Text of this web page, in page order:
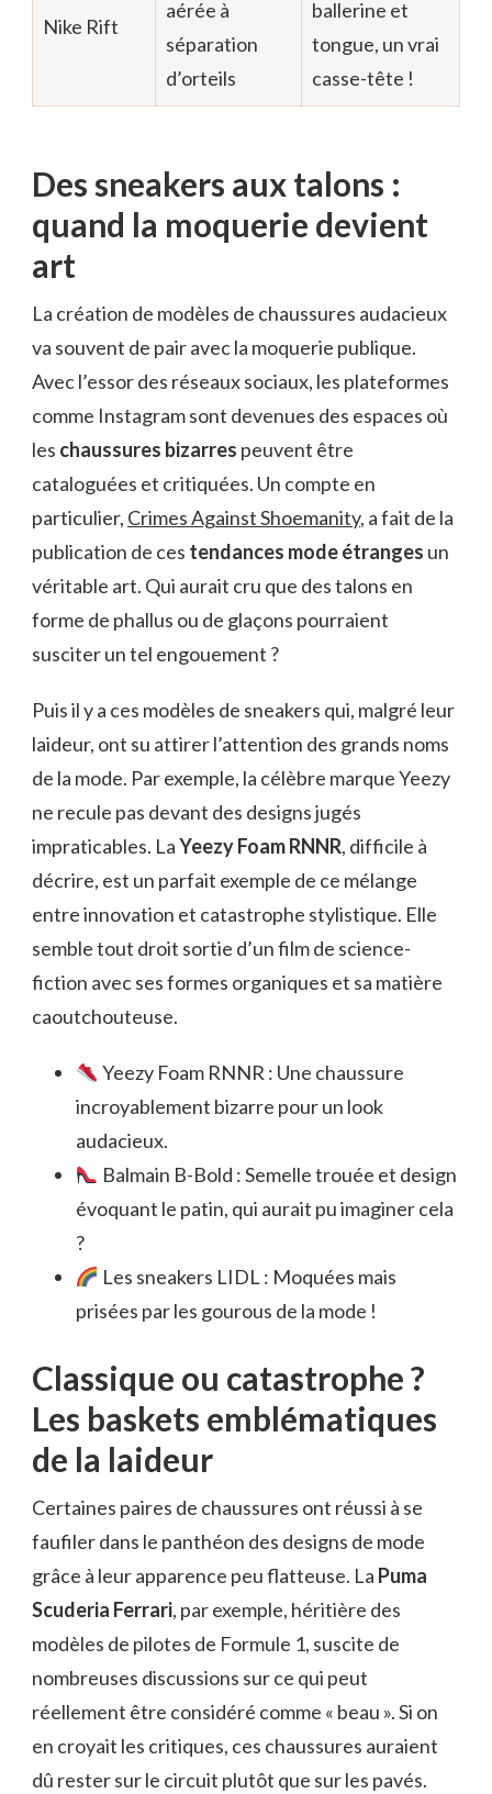
Nike Rift
aérée à
séparation
d’orteils
ballerine et
tongue, un vrai
casse-tête !
Des sneakers aux talons :
quand la moquerie devient
art
La création de modèles de chaussures audacieux
va souvent de pair avec la moquerie publique.
Avec l’essor des réseaux sociaux, les plateformes
comme Instagram sont devenues des espaces où
les chaussures bizarres peuvent être
cataloguées et critiquées. Un compte en
particulier, Crimes Against Shoemanity, a fait de la
publication de ces tendances mode étranges un
véritable art. Qui aurait cru que des talons en
forme de phallus ou de glaçons pourraient
susciter un tel engouement ?
Puis il y a ces modèles de sneakers qui, malgré leur
laideur, ont su attirer l’attention des grands noms
de la mode. Par exemple, la célèbre marque Yeezy
ne recule pas devant des designs jugés
impraticables. LaYeezy Foam RNNR, difficile à
décrire, est un parfait exemple de ce mélange
entre innovation et catastrophe stylistique. Elle
semble tout droit sortie d’un film de science-
fiction avec ses formes organiques et sa matière
caoutchouteuse.
Yeezy Foam RNNR : Une chaussure
incroyablement bizarre pour un look
audacieux.
Balmain B-Bold : Semelle trouée et design
évoquant le patin, qui aurait pu imaginer cela
?
Les sneakers LIDL : Moquées mais
prisées par les gourous de la mode !
Classique ou catastrophe ?
Les baskets emblématiques
de la laideur
Certaines paires de chaussures ont réussi à se
faufiler dans le panthéon des designs de mode
grâce à leur apparence peu flatteuse. La Puma
Scuderia Ferrari, par exemple, héritière des
modèles de pilotes de Formule 1, suscite de
nombreuses discussions sur ce qui peut
réellement être considéré comme « beau ». Si on
en croyait les critiques, ces chaussures auraient
dû rester sur le circuit plutôt que sur les pavés.